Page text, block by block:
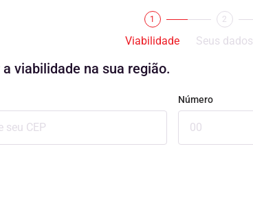
1
Viabilidade
2
Seus dados
viabilidade na sua região.
Número